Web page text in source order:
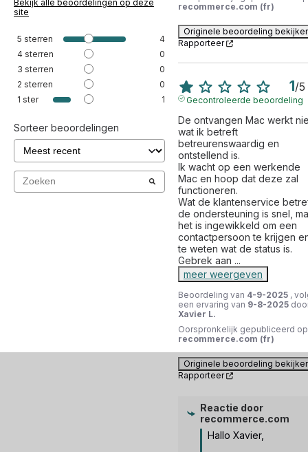
Bekijk alle beoordelingen op deze
site
5 sterren
4
4 sterren
0
3 sterren
0
2 sterren
0
1 ster 1
Sorteer beoordelingen
recommerce.com (fr)
Originele beoordeling
Rapporteer
1/5
Gecontroleerde beoordeling
De ontvangen Mac werkt
wat ik betreft
betreurenswaardig en
ontstellend is.
Ik wacht op een werkende
Mac en hoop dat deze zal
functioneren.
Wat de klantenservice
de ondersteuning is snel,
het is ingewikkeld om een
contactpersoon te krijgen
te weten wat de status is.
Gebrek aan ...
meer weergeven
Beoordeling van 4-9-2025 ,
een ervaring van 9-8-2025
Xavier L.
Oorspronkelijk gepubliceerd op
recommerce.com (fr)
Originele beoordeling
Rapporteer
Reactie door
recommerce.com
Hallo Xavier,